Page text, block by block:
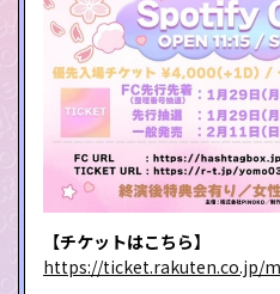
【チケットはこちら】
https://ticket.rakuten.co.jp/